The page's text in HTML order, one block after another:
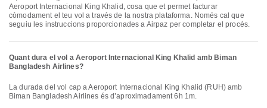
Aeroport Internacional King Khalid, cosa que et permet facturar
còmodament el teu vol a través de la nostra plataforma. Només cal que
seguiu les instruccions proporcionades a Airpaz per completar el procés.
Quant dura el vol a Aeroport Internacional King Khalid amb Biman
Bangladesh Airlines?
La durada del vol cap a Aeroport Internacional King Khalid (RUH) amb
Biman Bangladesh Airlines és d’aproximadament 6h 1m.